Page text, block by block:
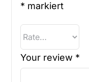
* markiert
Your review *